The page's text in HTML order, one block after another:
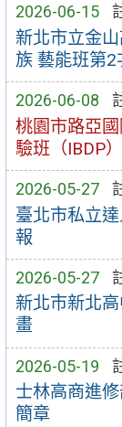
2026-06-15
新北市立金
族 藝能班第2
2026-06-08
桃園市路亞
驗班（IBDP
2026-05-27
臺北市私立
報
2026-05-27
新北市新北
畫
2026-05-19
士林高商進
簡章